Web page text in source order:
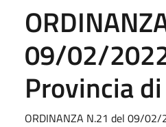
09/02/
Provincia
ORDINANZA N.21 del 09/